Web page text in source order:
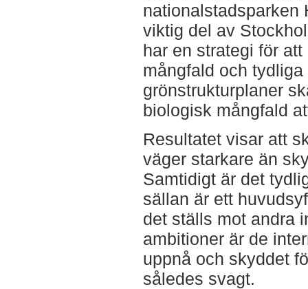
nationalstadsparken
viktig del av
har en strategi för
mångfald och
grönstrukturplaner
biologisk mångfald
Resultatet visar att
väger starkare än
Samtidigt är det
sällan är ett
det ställs mot andra
ambitioner är de
uppnå och skyddet
således svagt.